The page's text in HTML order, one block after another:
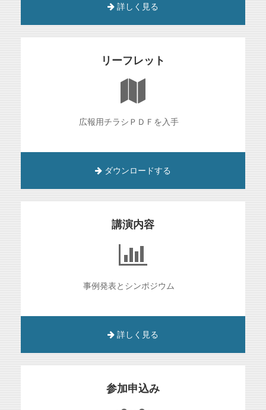
詳しく見る
リーフレット
広報用チラシＰＤＦを入手
ダウンロードする
講演内容
事例発表とシンポジウム
詳しく見る
参加申込み